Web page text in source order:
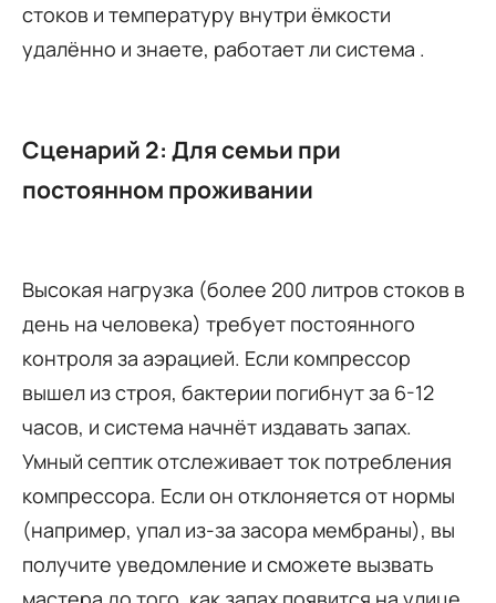
стоков и температуру внутри ёмкости
удалённо и знаете, работает ли система .
Сценарий 2: Для семьи при
постоянном проживании
Высокая нагрузка (более 200 литров стоков в
день на человека) требует постоянного
контроля за аэрацией. Если компрессор
вышел из строя, бактерии погибнут за 6-12
часов, и система начнёт издавать запах.
Умный септик отслеживает ток потребления
компрессора. Если он отклоняется от нормы
(например, упал из-за засора мембраны), вы
получите уведомление и сможете вызвать